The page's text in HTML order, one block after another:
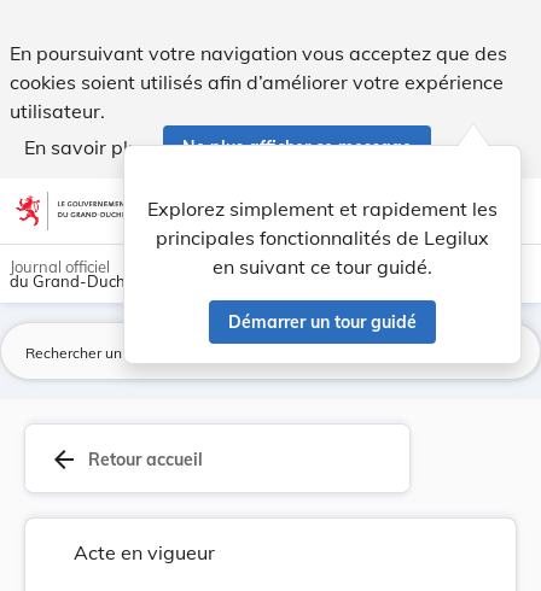
En poursuivant votre navigation vous acceptez que des
cookies soient utilisés afin d’améliorer votre expérience
utilisateur.
En savoir plus
Ne plus afficher ce message
Aller au contenu account_circle help Aide
Explorez simplement et rapidement les
principales fonctionnalités de Legilux
en suivant ce tour guidé.
Démarrer un tour guidé
light_mode dark_mode
Journal officiel
du Grand-Duché de Luxembourg
arrow_back Retour accueil
Acte en vigueur